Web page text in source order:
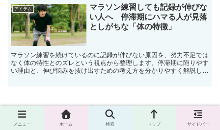
アイテム
マラソン練習しても記録が伸びな
い人へ 停滞期にハマる人が見落
としがちな「体の特徴」
マラソン練習を続けているのに記録が伸びない原因を、努力不足では
なく体の特性とのズレという視点から整理します。停滞期に陥りやす
い理由と、伸び悩みを抜け出すための考え方を分かりやすく解説しま
スポンサーリンク
メニュー ホーム 検索 トップ サイドバー